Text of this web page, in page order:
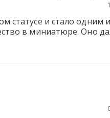
статусе и стало одним
в миниатюре. Оно